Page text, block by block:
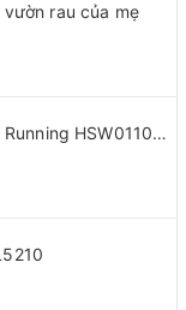
rau của mẹ
Giày chạy bộ nữ Bitis Hunter Running HSW011000